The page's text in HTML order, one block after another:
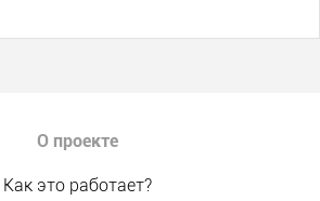
О проекте
Как это работает?